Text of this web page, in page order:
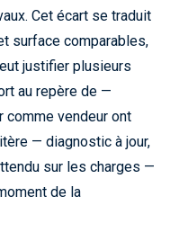
Cet écart se traduit
surface comparables,
justifier plusieurs
au repère de —
comme vendeur ont
— diagnostic à jour,
sur les charges —
de la